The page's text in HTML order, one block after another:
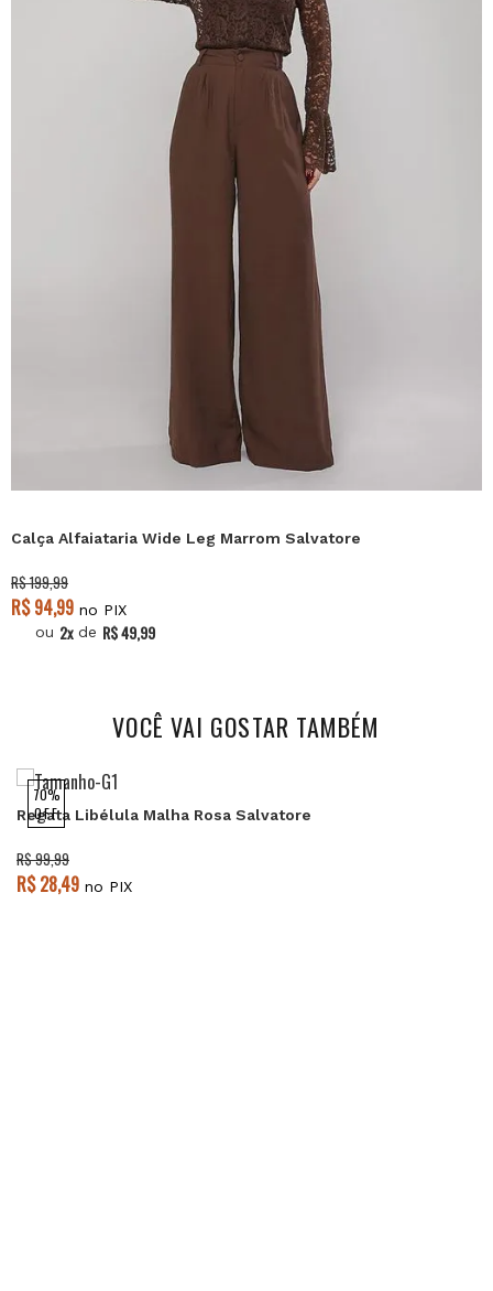
Calça Alfaiataria Wide Leg Marrom Salvatore
R$ 199,99
R$ 94,99 no PIX
ou 2x de R$ 49,99
VOCÊ VAI GOSTAR TAMBÉM
70%
OFF
Regata Libélula Malha Rosa Salvatore
R$ 99,99
R$ 28,49 no PIX